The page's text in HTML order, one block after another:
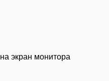
экран монитора